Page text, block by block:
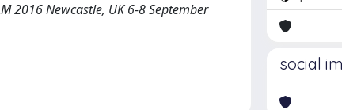
2016 Newcastle, UK 6-8 September
social